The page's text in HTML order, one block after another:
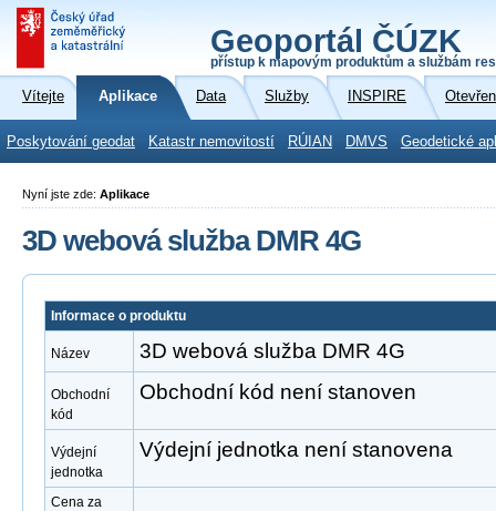
Geoportál ČÚZK
přístup k mapovým produktům a službám
Vítejte Aplikace Data Služby INSPIRE
Poskytování geodat Katastr nemovitostí RÚIAN DMVS Geodetické
Nyní jste zde: Aplikace
3D webová služba DMR 4G
Informace o produktu
Název 3D webová služba DMR 4G
Obchodní
kód
Obchodní kód není stanoven
Výdejní
jednotka
Výdejní jednotka není stanovena
Cena za